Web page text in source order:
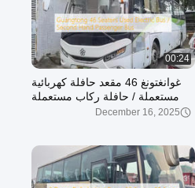
00:24
غوانغتونغ 46 مقعد حافلة كهربائية
مستعملة / حافلة ركاب مستعملة
December 16, 2025